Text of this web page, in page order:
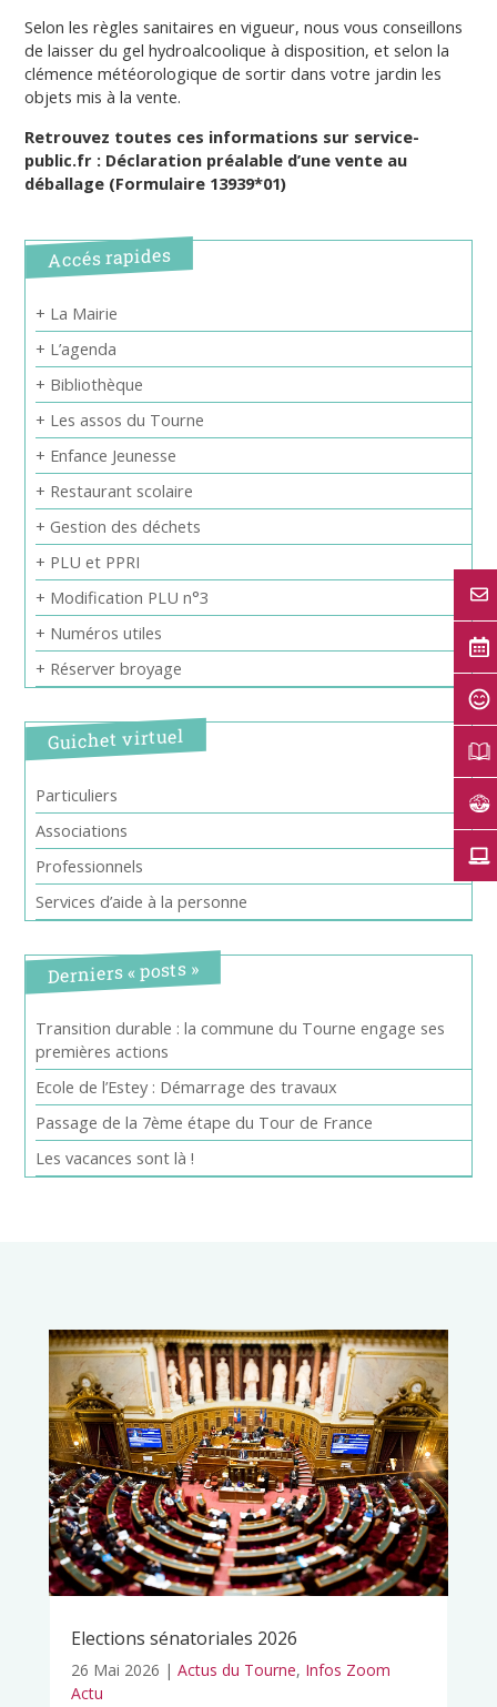
Selon les règles sanitaires en vigueur, nous vous conseillons
de laisser du gel hydroalcoolique à disposition, et selon la
clémence météorologique de sortir dans votre jardin les
objets mis à la vente.
Retrouvez toutes ces informations sur service-
public.fr : Déclaration préalable d’une vente au
déballage (Formulaire 13939*01)
Accés rapides
+ La Mairie
+ L’agenda
+ Bibliothèque
+ Les assos du Tourne
+ Enfance Jeunesse
+ Restaurant scolaire
+ Gestion des déchets
+ PLU et PPRI
+ Modification PLU n°3
+ Numéros utiles
+ Réserver broyage
Guichet virtuel
Particuliers
Associations
Professionnels
Services d’aide à la personne
Derniers « posts »
Transition durable : la commune du Tourne engage ses
premières actions
Ecole de l’Estey : Démarrage des travaux
Passage de la 7ème étape du Tour de France
Les vacances sont là !
Elections sénatoriales 2026
26 Mai 2026 | Actus du Tourne, Infos Zoom
Actu